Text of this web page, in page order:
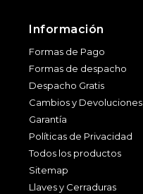
Información
Formas de Pago
Formas de despacho
Despacho Gratis
Cambios y Devoluciones
Garantía
Políticas de Privacidad
Todos los productos
Sitemap
Llaves y Cerraduras